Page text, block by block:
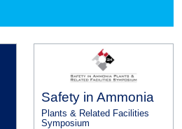
Safety in Ammonia
Plants & Related Facilities
Symposium